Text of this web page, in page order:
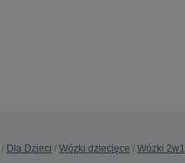
Dla Dzieci Wózki dziecięce Wózki 2w1